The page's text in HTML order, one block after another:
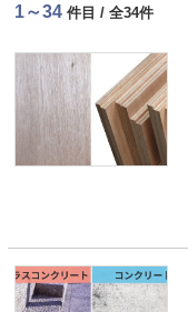
1～34 件目 / 全34件